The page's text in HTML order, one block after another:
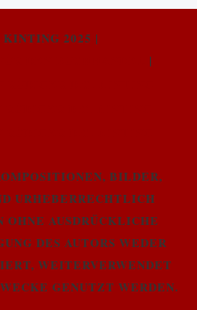
2025 |
|
BILDER,
URHEBERRECHTLICH
OHNE AUSDRÜCKLICHE
DES AUTORS WEDER
WEITERVERWENDET
GENUTZT WERDEN.